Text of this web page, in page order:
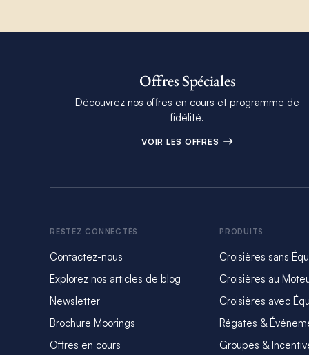
Offres Spéciales
Découvrez nos offres en cours et programme de
fidélité.
VOIR LES OFFRES
RESTEZ CONNECTÉS
Contactez-nous
Explorez nos articles de blog
Newsletter
Brochure Moorings
Offres en cours
PRODUITS
Croisières sans
Croisières au
Croisières avec
Régates &
Groupes &